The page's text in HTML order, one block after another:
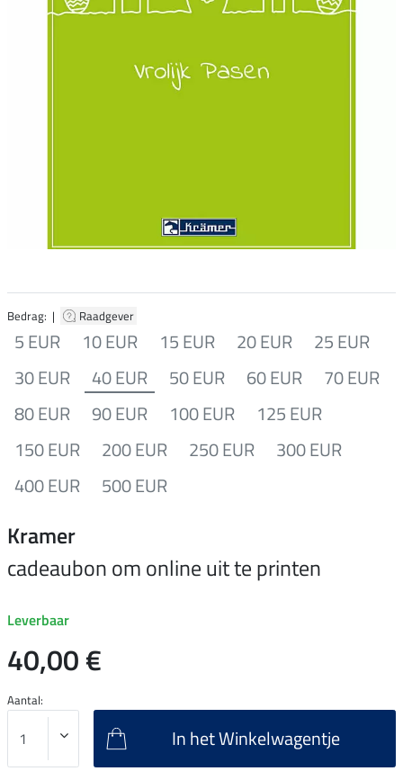
Bedrag: | Raadgever
5 EUR 10 EUR 15 EUR 20 EUR
25 EUR
30 EUR
40 EUR 50 EUR 60 EUR
70 EUR
80 EUR
90 EUR 100 EUR
125 EUR
150 EUR
200 EUR 250 EUR
300 EUR
400 EUR
500 EUR
Kramer
cadeaubon om online uit te printen
Leverbaar
40,00 €
Aantal:
In het Winkelwagentje